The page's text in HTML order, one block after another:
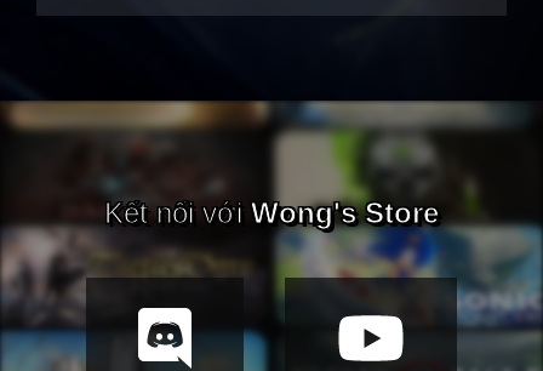
Kết nối với Wong's Store